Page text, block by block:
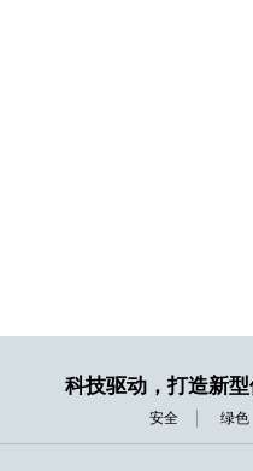
科技驱动，打造新
安全 绿色